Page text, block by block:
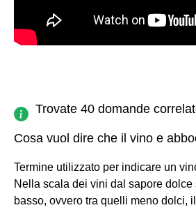
Trovate 40 domande
Cosa vuol dire che il vino e
Termine utilizzato per indicare un
Nella scala dei vini dal sapore dolce
basso, ovvero tra quelli meno dolci,